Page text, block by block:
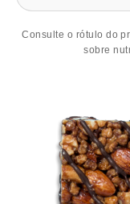
Consulte o rótulo do
sobre